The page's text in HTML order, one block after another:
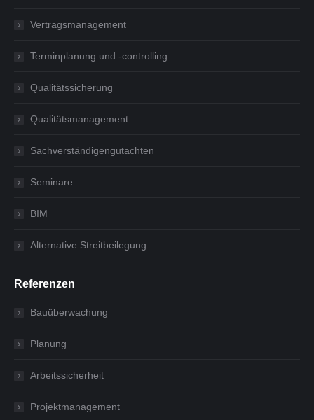
Vertragsmanagement
Terminplanung und -controlling
Qualitätssicherung
Qualitätsmanagement
Sachverständigengutachten
Seminare
BIM
Alternative Streitbeilegung
Referenzen
Bauüberwachung
Planung
Arbeitssicherheit
Projektmanagement